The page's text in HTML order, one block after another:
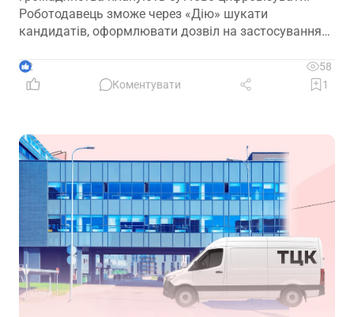
Роботодавець зможе через «Дію» шукати
кандидатів, оформлювати дозвіл на застосування
прийняття на роботу
2
58
Коментувати
1